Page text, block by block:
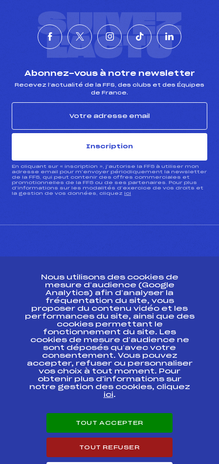
SUIVEZ
L'ACTU
Abonnez-vous à notre newsletter
Recevez l’actualité de la FFS, des clubs et des Équipes
de France.
Inscription
En cliquant sur « inscription », j’autorise la FFS à utiliser mon
adresse email pour m’envoyer périodiquement la newsletter
de la FFS, qui peut contenir des offres commerciales et
promotionnelles de la FFS ou de ses partenaires. Pour plus
d’informations sur les modalités d’exercice de vos droits et
la gestion de vos données, cliquez ici
Ressources
Pass’Neige
Projet sportif fédéral
Projet de performance fédéral
Antidopage
Pôle Développement, Formation, Suivi
Scientifique
Listes ministérielles
Pôle vie de l’athlète
Enseignement professionnel
Carrières
Nous utilisons des cookies de
mesure d’audience (Google
Analytics) afin d’analyser la
fréquentation du site, vous
proposer du contenu vidéo et les
performances du site, ainsi que des
cookies permettant le
fonctionnement du site. Les
cookies de mesure d’audience ne
sont déposés qu’avec votre
consentement. Vous pouvez
accepter, refuser ou personnaliser
vos choix à tout moment. Pour
obtenir plus d'informations sur
notre gestion des cookies, cliquez
ici.
TOUT ACCEPTER
TOUT REFUSER